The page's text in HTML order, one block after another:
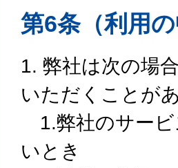
第6条（利用
1. 弊社は次の場
いただくことが
1.弊社のサービ
いとき